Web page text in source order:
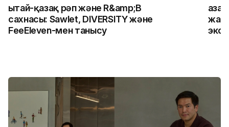
Қытай-қазақ рәп және R&amp;B
сахнасы: Sawlet, DIVERSITY және
FeeEleven-мен танысу